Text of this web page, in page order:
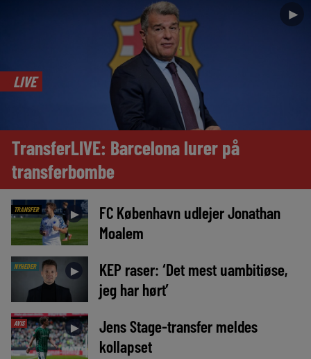
►
LIVE
TransferLIVE: Barcelona lurer på
transferbombe
TRANSFER ►
FC København udlejer Jonathan
Moalem
NYHEDER ►
KEP raser: ‘Det mest uambitiøse,
jeg har hørt’
AVIS ►
Jens Stage-transfer meldes
kollapset